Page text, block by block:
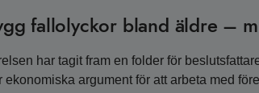
fallolyckor bland äldre –
har tagit fram en folder för
ekonomiska argument för att arbeta med